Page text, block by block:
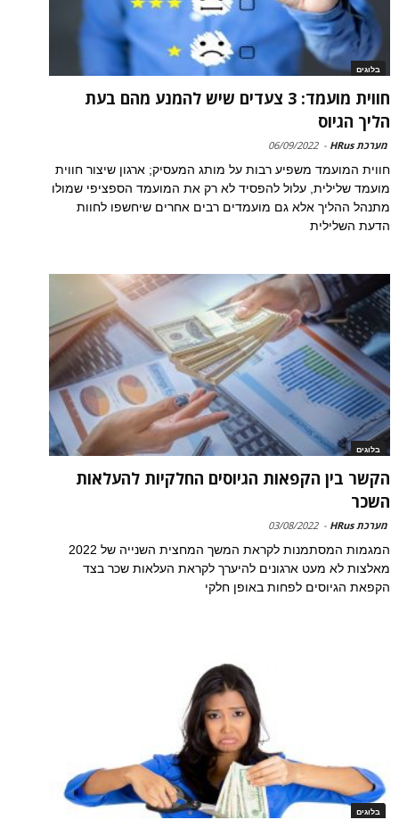
בלוגים
חווית מועמד: 3 צעדים שיש להמנע מהם בעת
הליך הגיוס
מערכת HRus -
06/09/2022
חווית המועמד משפיע רבות על מותג המעסיק; ארגון שיצור חווית
מועמד שלילית, עלול להפסיד לא רק את המועמד הספציפי שמולו
מתנהל ההליך אלא גם מועמדים רבים אחרים שיחשפו לחוות
הדעת השלילית
בלוגים
הקשר בין הקפאות הגיוסים החלקיות להעלאות
השכר
מערכת HRus -
03/08/2022
המגמות המסתמנות לקראת המשך המחצית השנייה של 2022
מאלצות לא מעט ארגונים להיערך לקראת העלאות שכר בצד
הקפאת הגיוסים לפחות באופן חלקי
בלוגים